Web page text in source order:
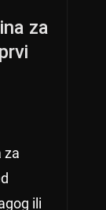
za
za
ili